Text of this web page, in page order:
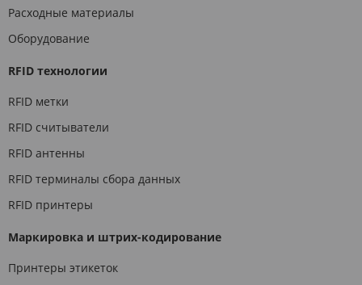
Расходные материалы
Оборудование
RFID технологии
RFID метки
RFID считыватели
RFID антенны
RFID терминалы сбора данных
RFID принтеры
Маркировка и штрих-кодирование
Принтеры этикеток